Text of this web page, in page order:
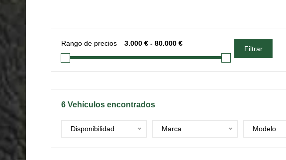
Rango de precios
Filtrar
6 Vehículos encontrados
Disponibilidad Marca Modelo